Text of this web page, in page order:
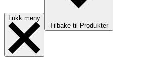
Lukk meny
Tilbake til Produkter